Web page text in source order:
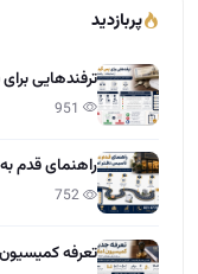
پربازدید
ترفندهایی
راهنمای قدم
تعرفه